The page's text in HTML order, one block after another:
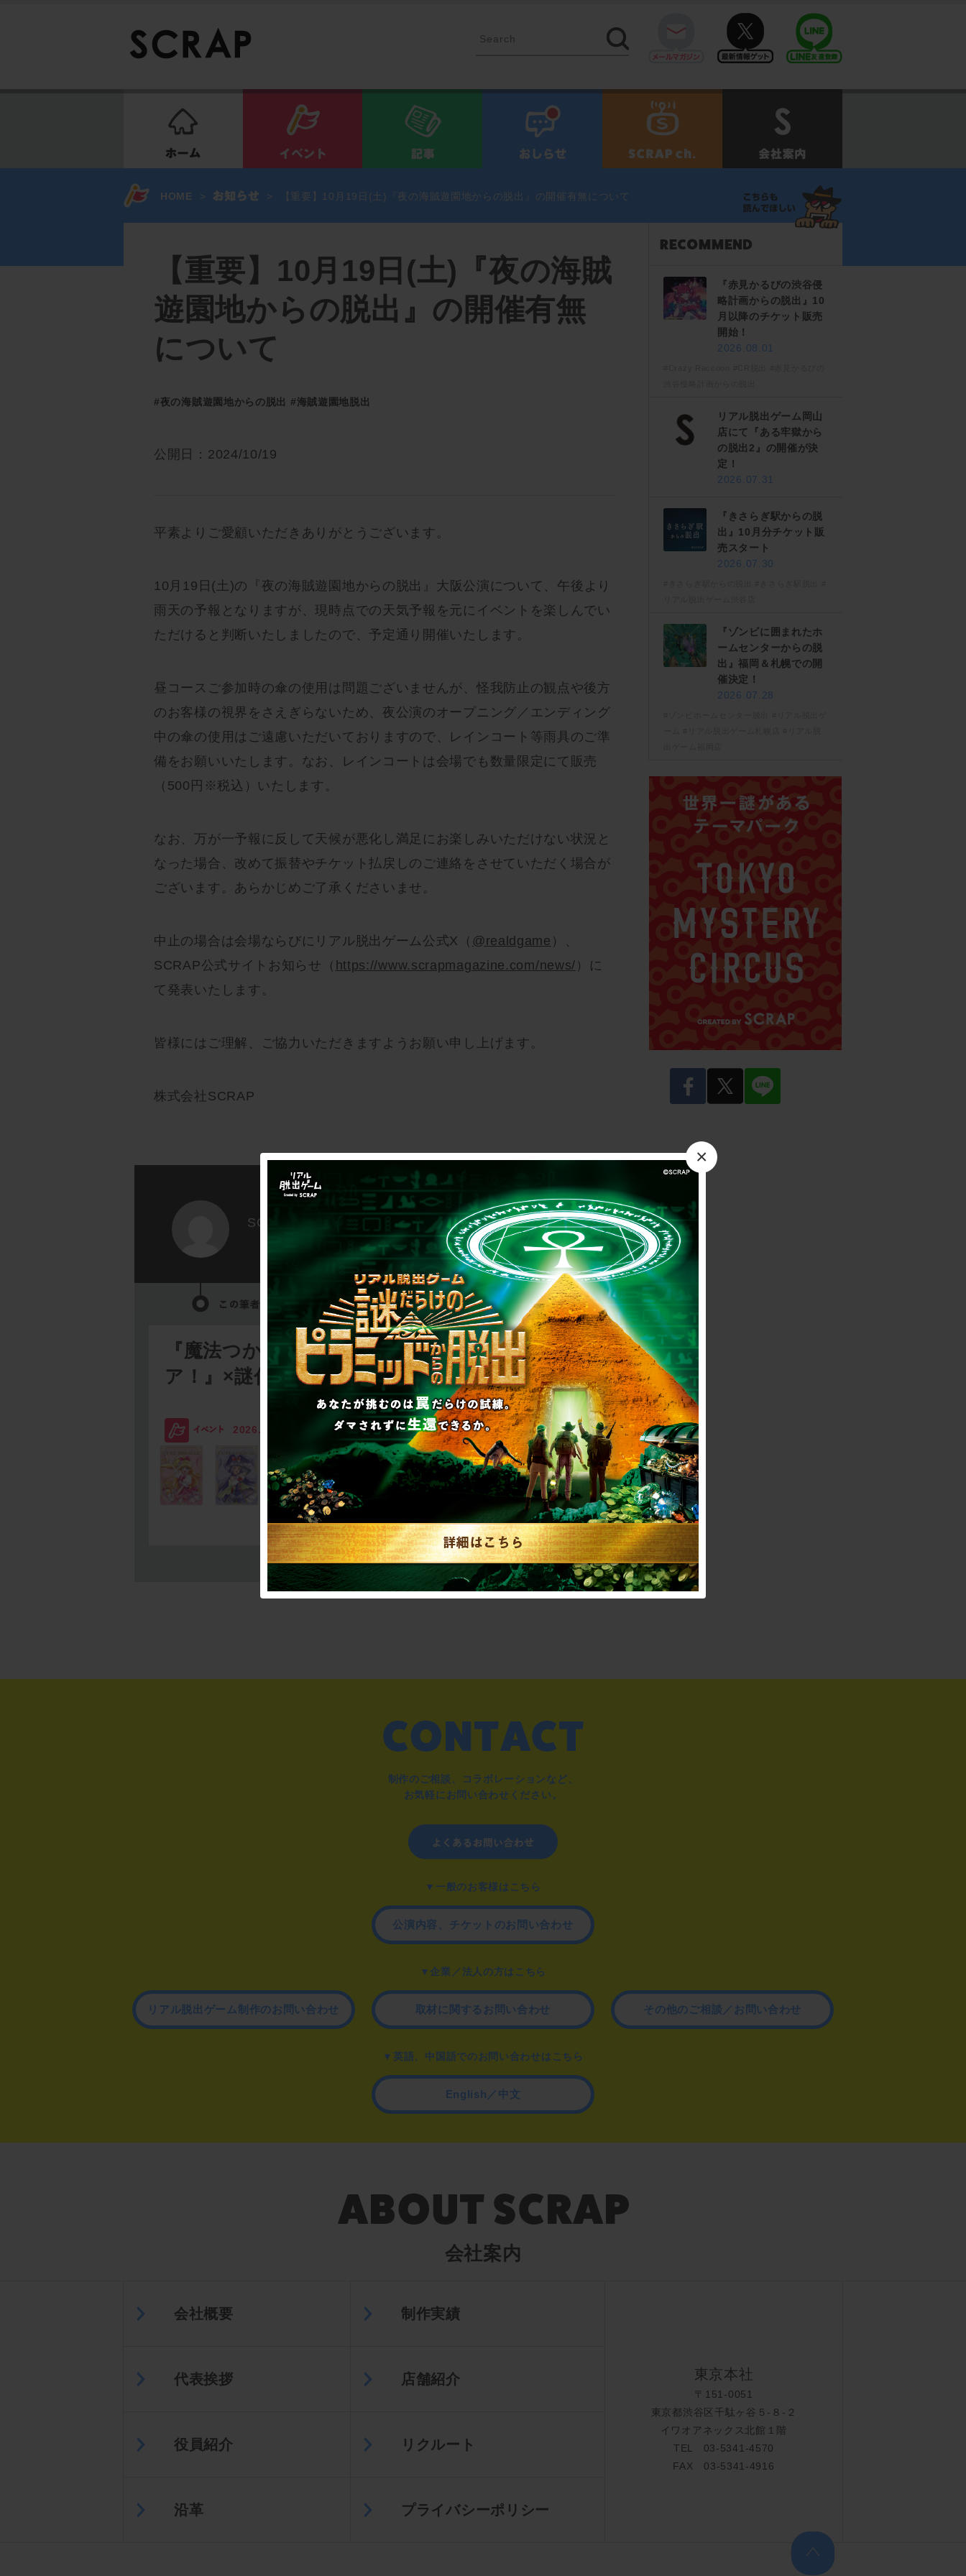
×
twitter
HOME > > 【重要】10月19日(土)『夜の海賊遊園地からの脱出』の開催有無について
【重要】10月19日(土)『夜の海賊
遊園地からの脱出』の開催有無
について
#夜の海賊遊園地からの脱出 #海賊遊園地脱出
公開日：2024/10/19
平素よりご愛顧いただきありがとうございます。
10月19日(土)の『夜の海賊遊園地からの脱出』大阪公演について、午後より
雨天の予報となりますが、現時点での天気予報を元にイベントを楽しんでい
ただけると判断いたしましたので、予定通り開催いたします。
昼コースご参加時の傘の使用は問題ございませんが、怪我防止の観点や後方
のお客様の視界をさえぎらないため、夜公演のオープニング／エンディング
中の傘の使用はご遠慮いただいておりますので、レインコート等雨具のご準
備をお願いいたします。なお、レインコートは会場でも数量限定にて販売
（500円※税込）いたします。
なお、万が一予報に反して天候が悪化し満足にお楽しみいただけない状況と
なった場合、改めて振替やチケット払戻しのご連絡をさせていただく場合が
ございます。あらかじめご了承くださいませ。
中止の場合は会場ならびにリアル脱出ゲーム公式X（ @realdgame ）、
SCRAP公式サイトお知らせ（ https://www.scrapmagazine.com/news/ ）に
て発表いたします。
皆様にはご理解、ご協力いただきますようお願い申し上げます。
株式会社SCRAP
SCRAP
『魔法つかいプリキュ
ア！』×謎付きクリ…
2026.08.03 SCRAP
【2026年7月】告知解
禁された新作一…
2026.07.31SCRAP
#告知解禁された新作一覧
『赤見かるびの渋谷侵
略計画からの脱出』10
月以降のチケット販売
開始！
2026.08.01
リアル脱出ゲーム岡山
店にて『ある牢獄から
の脱出2』の開催が決
定！
2026.07.31
『きさらぎ駅からの脱
出』10月分チケット販
売スタート
2026.07.30
『ゾンビに囲まれたホ
ームセンターからの脱
出』福岡＆札幌での開
催決定！
2026.07.28
facebook twitter
制作のご相談、コラボレーションなど、
お気軽にお問い合わせください。
▼一般のお客様はこちら
公演内容、チケットのお問い合わせ
▼企業／法人の方はこちら
リアル脱出ゲーム制作のお問い合わせ 取材に関するお問い合わせ その他のご相談／お問い合わせ
▼英語、中国語でのお問い合わせはこちら
English／中文
会社案内
会社概要 制作実績
代表挨拶 店舗紹介
役員紹介 リクルート
沿革 プライバシーポリシー
東京本社
〒151-0051
東京都渋谷区千駄ヶ谷５-８-２
イワオアネックス北館１階
TEL 03-5341-4570
FAX 03-5341-4916